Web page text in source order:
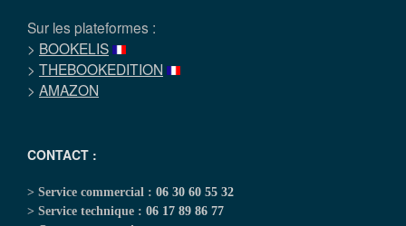
Sur les plateformes :
> BOOKELIS
> THEBOOKEDITION
> AMAZON
CONTACT :
> Service commercial : 06 30 60 55 32
> Service technique : 06 17 89 86 77